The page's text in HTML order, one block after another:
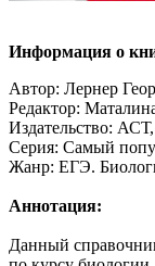
Информация о
Автор: Лернер
Редактор:
Издательство: АСТ,
Серия: Самый
Жанр: ЕГЭ.
Аннотация:
Данный